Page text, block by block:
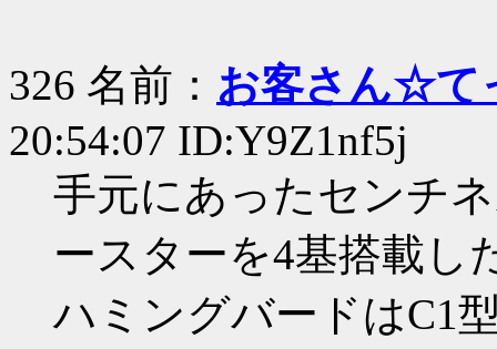
326 名前： お客さん☆て
20:54:07 ID:Y9Z1nf5j
手元にあったセンチ
ースターを4基搭載し
ハミングバードはC1